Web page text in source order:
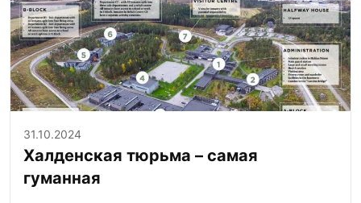
31.10.2024
Халденская тюрьма – самая
гуманная